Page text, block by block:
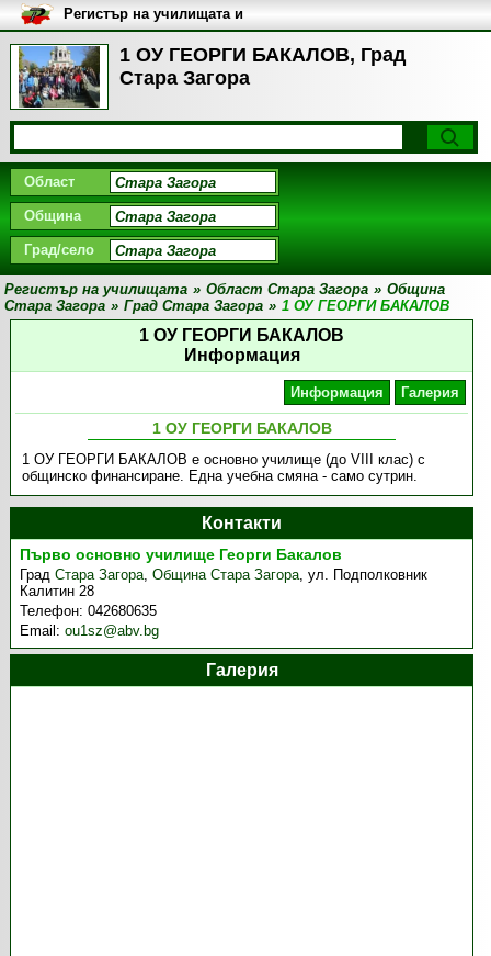
1 ОУ ГЕОРГИ БАКАЛОВ, Град
Стара Загора
Регистър на училищата и
университетите в България
Област
Община
Град/село
Регистър на училищата » Област Стара Загора » Община
Стара Загора » Град Стара Загора » 1 ОУ ГЕОРГИ БАКАЛОВ
1 ОУ ГЕОРГИ БАКАЛОВ
Информация
Информация Галерия
1 ОУ ГЕОРГИ БАКАЛОВ
1 ОУ ГЕОРГИ БАКАЛОВ е основно училище (до VІІІ клас) с
общинско финансиране. Една учебна смяна - само сутрин.
Контакти
Първо основно училище Георги Бакалов
ГрадСтара Загора,Община Стара Загора,ул. Подполковник
Калитин 28
Телефон:042680635
Email:ou1sz@abv.bg
Галерия